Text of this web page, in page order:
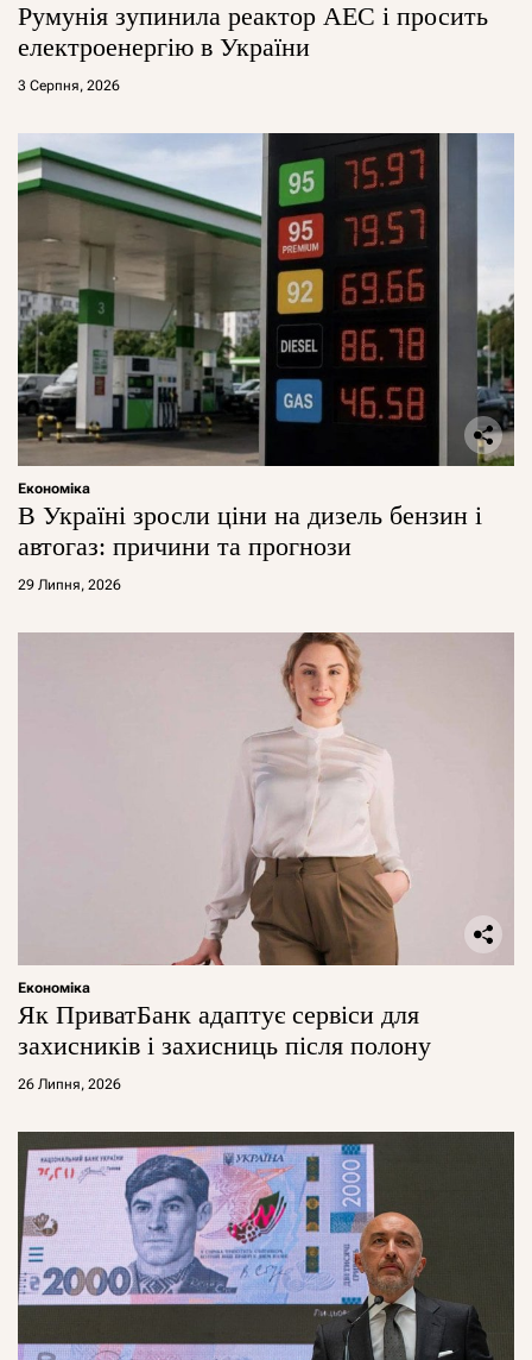
Румунія зупинила реактор АЕС і просить
електроенергію в України
3 Серпня, 2026
Економіка
В Україні зросли ціни на дизель бензин і
автогаз: причини та прогнози
29 Липня, 2026
Економіка
Як ПриватБанк адаптує сервіси для
захисників і захисниць після полону
26 Липня, 2026